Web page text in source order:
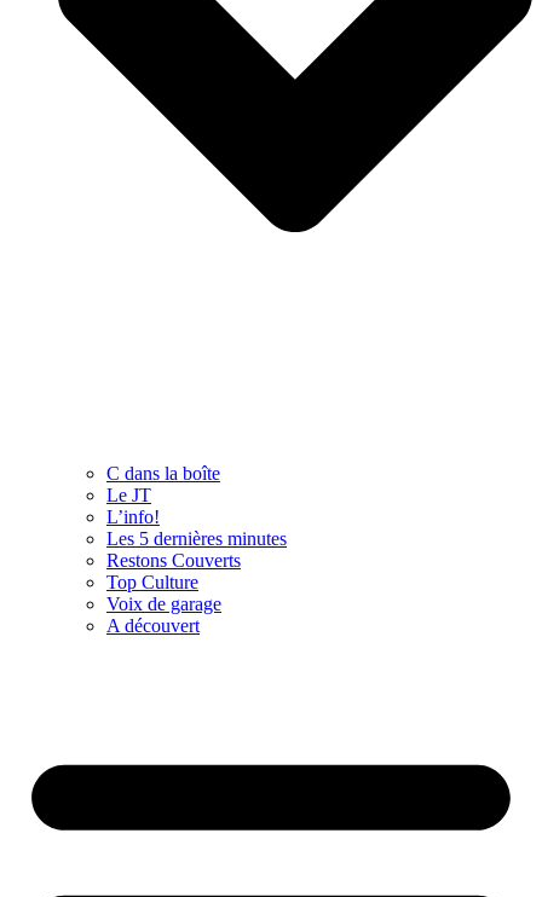
C dans la boîte
Le JT
L’info!
Les 5 dernières minutes
Restons Couverts
Top Culture
Voix de garage
A découvert